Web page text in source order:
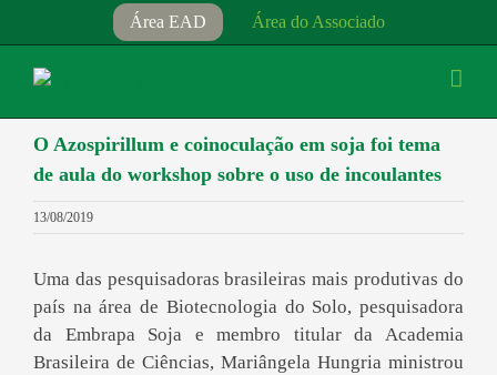
para
Área EAD Área do Associado
O Azospirillum e coinoculação em soja foi tema
de aula do workshop sobre o uso de incoulantes
13/08/2019
Uma das pesquisadoras brasileiras mais produtivas do
país na área de Biotecnologia do Solo, pesquisadora
da Embrapa Soja e membro titular da Academia
Brasileira de Ciências, Mariângela Hungria ministrou